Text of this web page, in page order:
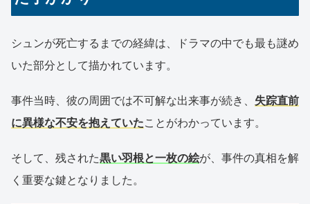
シュンが死亡するまでの経緯は、ドラマの中でも最も謎め
いた部分として描かれています。
事件当時、彼の周囲では不可解な出来事が続き、 失踪直前
に異様な不安を抱えていたことがわかっています。
そして、残された黒い羽根と一枚の絵が、事件の真相を解
く重要な鍵となりました。